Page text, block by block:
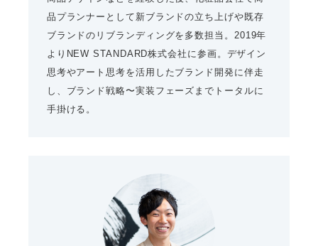
品プランナーとして新ブランドの立ち上げや既存
ブランドのリブランディングを多数担当。2019年
よりNEW STANDARD株式会社に参画。デザイン
思考やアート思考を活用したブランド開発に伴走
し、ブランド戦略〜実装フェーズまでトータルに
手掛ける。